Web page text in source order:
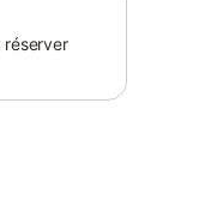
réserver